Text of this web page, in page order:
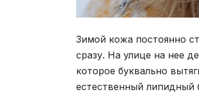
Зимой кожа постоянно
сразу. На улице на нее
которое буквально
естественный липидный